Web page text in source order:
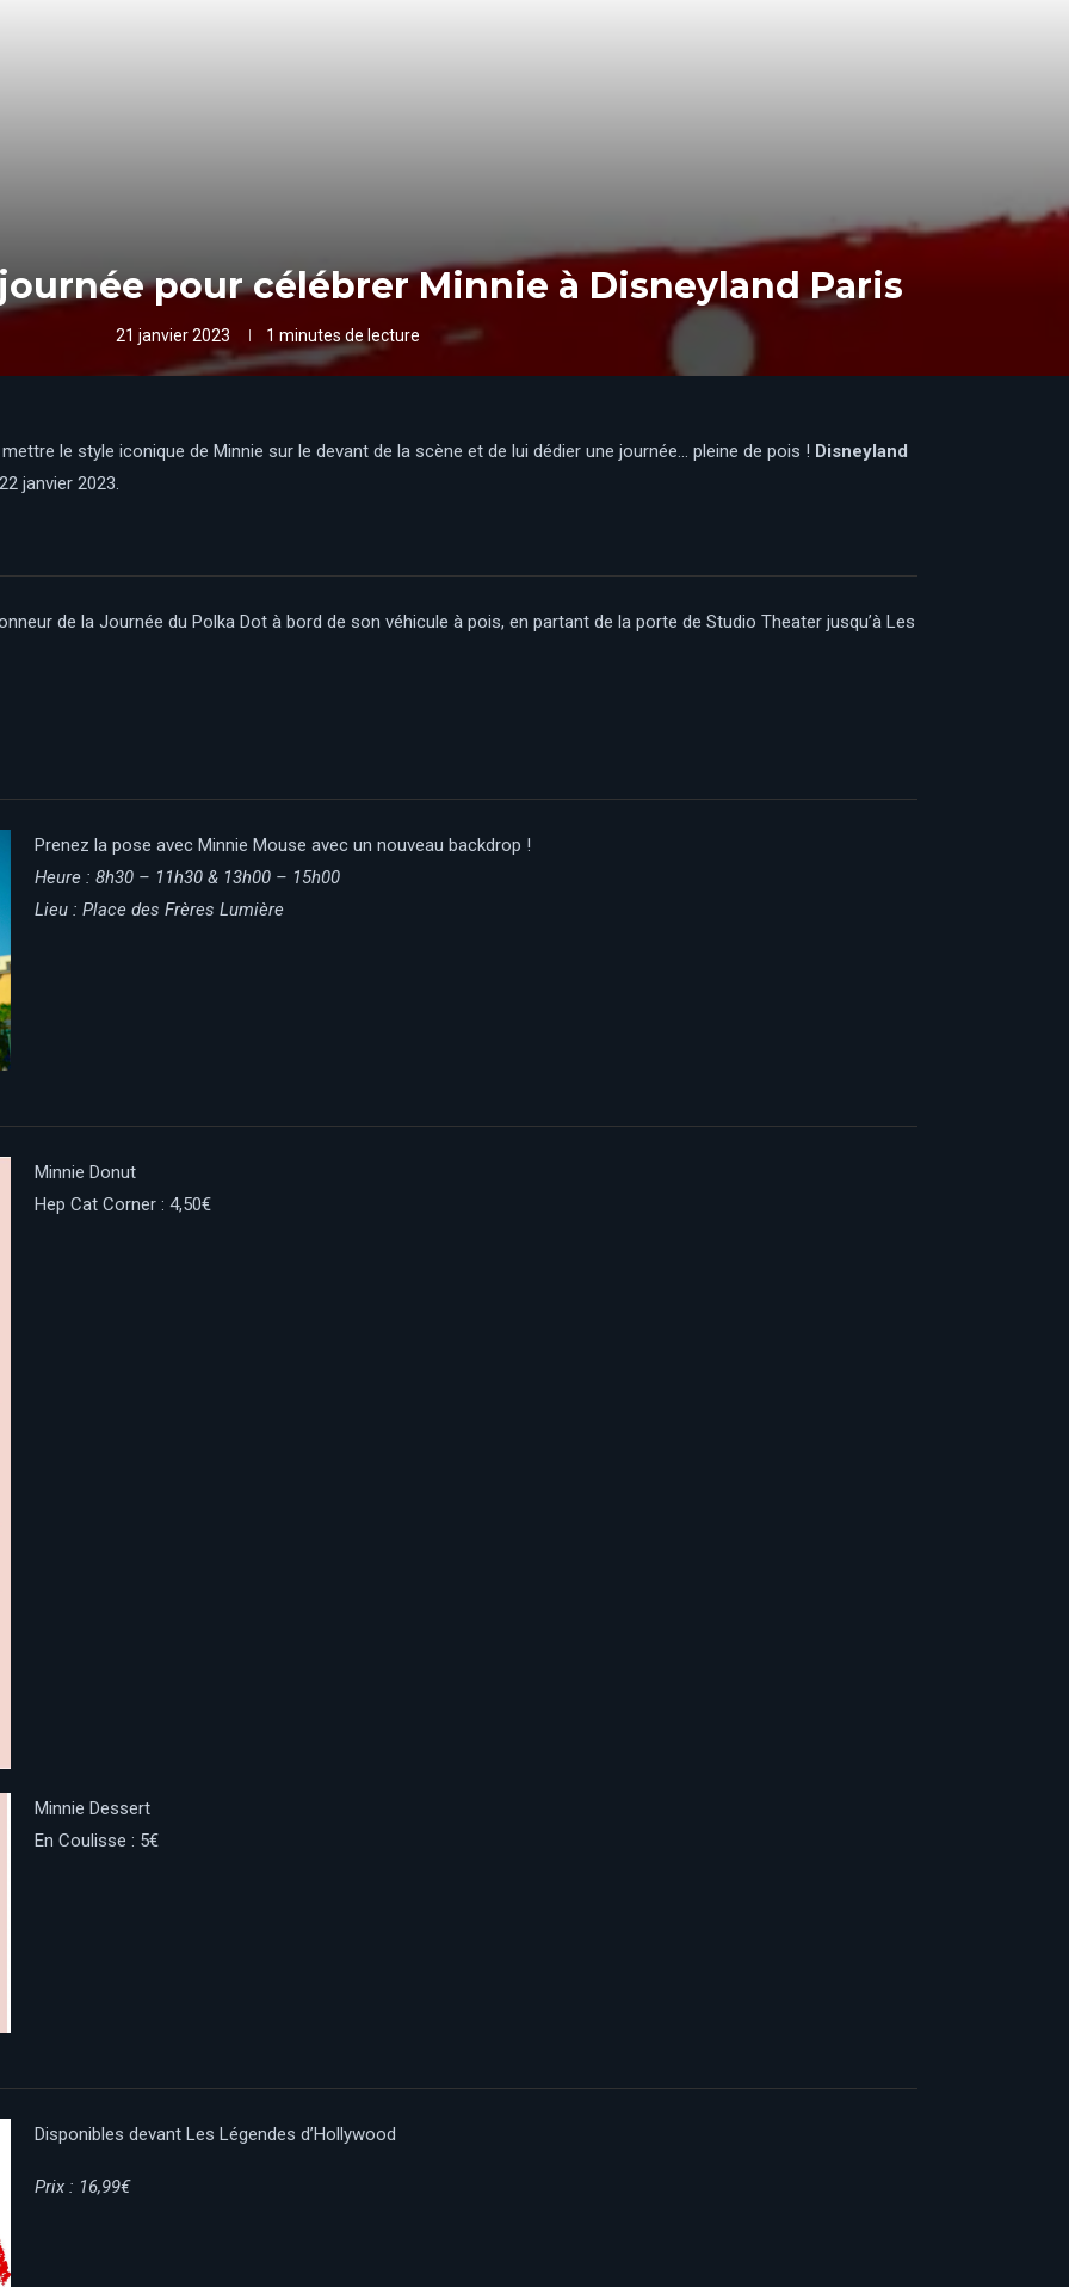
pour célébrer Minnie à Disneyland Paris
21 janvier 2023 1 minutes de lecture
le style iconique de Minnie sur le devant de la scène et de lui dédier une journée… pleine de pois ! Disneyland
janvier 2023.
de la Journée du Polka Dot à bord de son véhicule à pois, en partant de la porte de Studio Theater jusqu’à Les
Prenez la pose avec Minnie Mouse avec un nouveau backdrop !
Heure : 8h30 – 11h30 & 13h00 – 15h00
Lieu : Place des Frères Lumière
Minnie Donut
Hep Cat Corner : 4,50€
Minnie Dessert
En Coulisse : 5€
Disponibles devant Les Légendes d’Hollywood
Prix : 16,99€